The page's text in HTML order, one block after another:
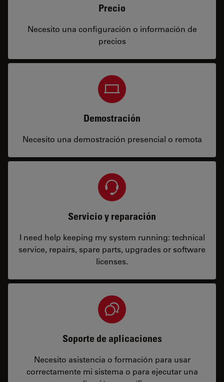
Precio
Necesito una configuración o información de
precios
Demostración
Necesito una demostración presencial o remota
Servicio y reparación
I need help keeping my system running: technical
service, repairs, spare parts, upgrades or software
licenses.
Soporte de aplicaciones
Necesito asistencia o formación para usar
correctamente mi sistema o para ejecutar una